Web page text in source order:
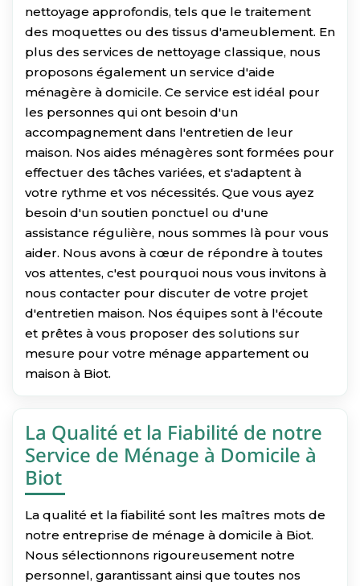
nettoyage approfondis, tels que le traitement
des moquettes ou des tissus d'ameublement. En
plus des services de nettoyage classique, nous
proposons également un service d'aide
ménagère à domicile. Ce service est idéal pour
les personnes qui ont besoin d'un
accompagnement dans l'entretien de leur
maison. Nos aides ménagères sont formées pour
effectuer des tâches variées, et s'adaptent à
votre rythme et vos nécessités. Que vous ayez
besoin d'un soutien ponctuel ou d'une
assistance régulière, nous sommes là pour vous
aider. Nous avons à cœur de répondre à toutes
vos attentes, c'est pourquoi nous vous invitons à
nous contacter pour discuter de votre projet
d'entretien maison. Nos équipes sont à l'écoute
et prêtes à vous proposer des solutions sur
mesure pour votre ménage appartement ou
maison à Biot.
La Qualité et la Fiabilité de notre
Service de Ménage à Domicile à
Biot
La qualité et la fiabilité sont les maîtres mots de
notre entreprise de ménage à domicile à Biot.
Nous sélectionnons rigoureusement notre
personnel, garantissant ainsi que toutes nos